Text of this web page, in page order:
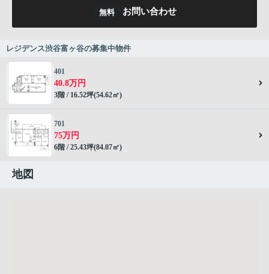
無料 お問い合わせ
レジデンス渋谷富ヶ谷の募集中物件
401
40.8万円
3階 / 16.52坪(54.62㎡)
701
75万円
6階 / 25.43坪(84.07㎡)
地図